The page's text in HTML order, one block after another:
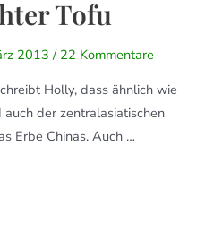
Tofu
2013/ 22 Kommentare
Holly, dass ähnlich wie
der zentralasiatischen
Erbe Chinas. Auch …